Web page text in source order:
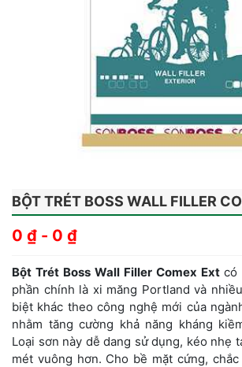
BỘT TRÉT BOSS WALL FILLER
0 ₫ - 0 ₫
Bột Trét Boss Wall Filler Comex Ext có
phần chính là xi măng Portland và
biệt khác theo công nghệ mới của
nhằm tăng cường khả năng kháng
Loại sơn này dễ dang sử dụng, kéo nhẹ
mét vuông hơn. Cho bề mặt cứng,